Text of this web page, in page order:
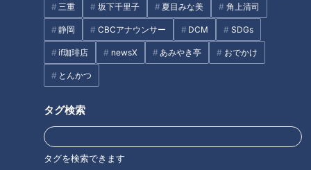
三重 坂下千里子 夏目みな美 角上清司
静岡 CBCアナウンサー DCM SDGs
if珈琲店 newsX あみやき亭 おでかけ
とんかつ
タグ検索
タグを検索できます
スピーチの内容は、オフの間にずっと考えてきたことだといい
「優勝するためにはどうしたらいいか。答えはシンプルです。
優勝を口にしなくなった瞬間、あるいは諦めた瞬間に、その可
能性は消えてしまう。